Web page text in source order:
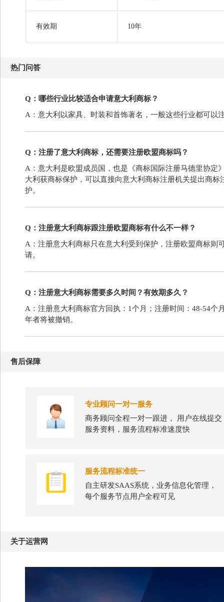
有效期 10年
热门问答
Q：哪些行业比较适合申请意大利商标？
A：意大利以家具、时装和首饰著名，一般这些行业都可以
Q：注册了意大利商标，还需要注册欧盟商标吗？
A：意大利是欧盟成员国，也是《商标国际注册马德里协定
大利获商标保护，可以直接向意大利商标注册机关提出商
护。
Q：注册意大利商标跟注册欧盟商标有什么不一样？
A：注册意大利商标只在意大利受到保护，注册欧盟商标则
请。
Q：注册意大利商标需要多久时间？有效期多久？
A：注册意大利商标官方回执：1个月；注册时间：48-54个
年者将被撤销。
售后保障
专业顾问一对一服务
商务顾问全程一对一跟进， 用户在线提交
服务资料，服务流程标准速度快
服务流程标准统一
自主研发SAAS系统，业务信息化管理，
每个服务节点用户全程可见
关于运营网